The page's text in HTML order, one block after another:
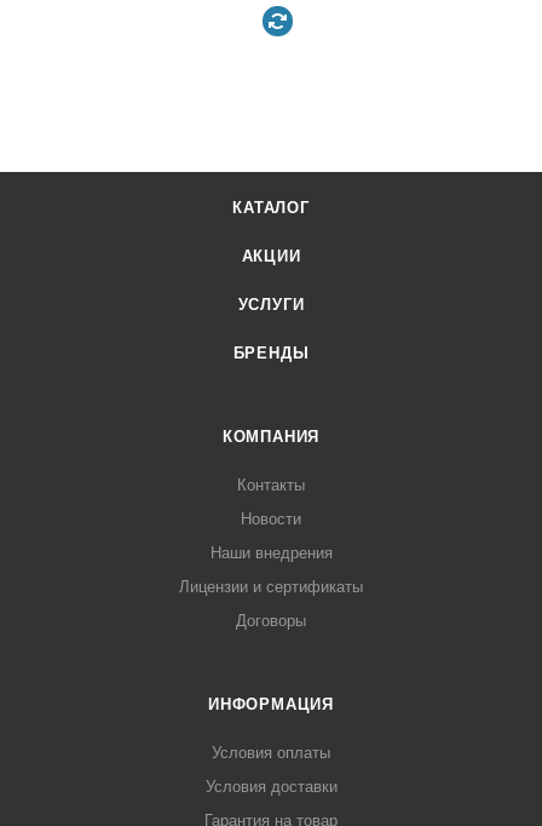
КАТАЛОГ
АКЦИИ
УСЛУГИ
БРЕНДЫ
КОМПАНИЯ
Контакты
Новости
Наши внедрения
Лицензии и сертификаты
Договоры
ИНФОРМАЦИЯ
Условия оплаты
Условия доставки
Гарантия на товар